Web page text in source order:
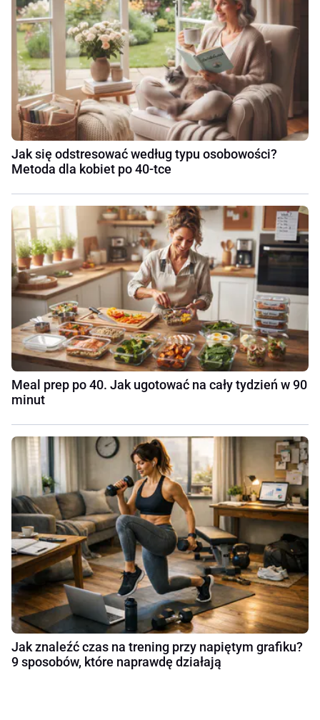
Jak się odstresować według typu osobowości?
Metoda dla kobiet po 40-tce
Meal prep po 40. Jak ugotować na cały tydzień w 90
minut
Jak znaleźć czas na trening przy napiętym grafiku?
9 sposobów, które naprawdę działają